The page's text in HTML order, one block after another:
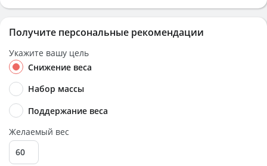
Получите персональные рекомендации
Укажите вашу цель
Снижение веса
Набор массы
Поддержание веса
Желаемый вес